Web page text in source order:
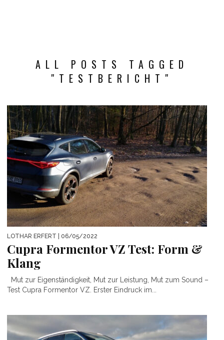
ALL POSTS TAGGED
"TESTBERICHT"
LOTHAR ERFERT | 06/05/2022
Cupra Formentor VZ Test: Form &
Klang
Mut zur Eigenständigkeit, Mut zur Leistung, Mut zum Sound –
Test Cupra Formentor VZ. Erster Eindruck im...